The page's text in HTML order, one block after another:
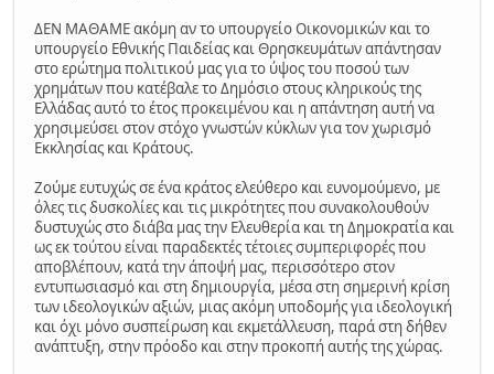
ΔΕΝ ΜΑΘΑΜΕ ακόμη αν το υπουργείο Οικονομικών και το
υπουργείο Εθνικής Παιδείας και Θρησκευμάτων απάντησαν
στο ερώτημα πολιτικού μας για το ύψος του ποσού των
χρημάτων που κατέβαλε το Δημόσιο στους κληρικούς της
Ελλάδας αυτό το έτος προκειμένου και η απάντηση αυτή να
χρησιμεύσει στον στόχο γνωστών κύκλων για τον χωρισμό
Εκκλησίας και Κράτους.
Ζούμε ευτυχώς σε ένα κράτος ελεύθερο και ευνομούμενο, με
όλες τις δυσκολίες και τις μικρότητες που συνακολουθούν
δυστυχώς στο διάβα μας την Ελευθερία και τη Δημοκρατία και
ως εκ τούτου είναι παραδεκτές τέτοιες συμπεριφορές που
αποβλέπουν, κατά την άποψή μας, περισσότερο στον
εντυπωσιασμό και στη δημιουργία, μέσα στη σημερινή κρίση
των ιδεολογικών αξιών, μιας ακόμη υποδομής για ιδεολογική
και όχι μόνο συσπείρωση και εκμετάλλευση, παρά στη δήθεν
ανάπτυξη, στην πρόοδο και στην προκοπή αυτής της χώρας.